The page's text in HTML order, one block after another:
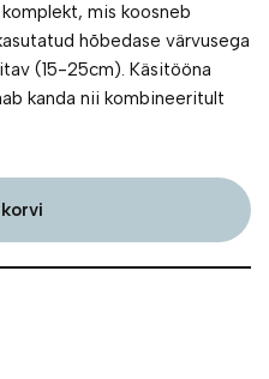
mis koosneb
hõbedase värvusega
(15-25cm). Käsitööna
kanda nii kombineeritult